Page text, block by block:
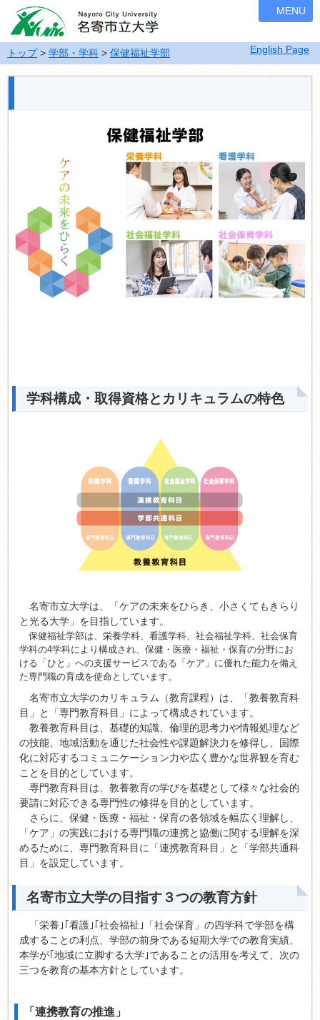
ナ
ビ
ゲ
ー
シ
を
English Page
MENU
トップ> 学部・学科 > 保健福祉学部
学科構成・取得資格とカリキュラムの特色
名寄市立大学は、「ケアの未来をひらき、小さくてもきらり
と光る大学」を目指しています。
保健福祉学部は、栄養学科、看護学科、社会福祉学科、社会保育
学科の4学科により構成され、保健・医療・福祉・保育の分野にお
ける「ひと」への支援サービスである「ケア」に優れた能力を備え
た専門職の育成を使命としています。
名寄市立大学のカリキュラム（教育課程）は、「教養教育科
目」と「専門教育科目」によって構成されています。
教養教育科目は、基礎的知識、倫理的思考力や情報処理など
の技能、地域活動を通じた社会性や課題解決力を修得し、国際
化に対応するコミュニケーション力や広く豊かな世界観を育む
ことを目的としています。
専門教育科目は、教養教育の学びを基礎として様々な社会的
要請に対応できる専門性の修得を目的としています。
さらに、保健・医療・福祉・保育の各領域を幅広く理解し、
「ケア」の実践における専門職の連携と協働に関する理解を深
めるために、専門教育科目に「連携教育科目」と「学部共通科
目」を設定しています。
名寄市立大学の目指す３つの教育方針
「栄養｣｢看護｣｢社会福祉｣「社会保育」の四学科で学部を構
成することの利点、学部の前身である短期大学での教育実績、
本学が｢地域に立脚する大学｣であることの活用を考えて、次の
三つを教育の基本方針としています。
「連携教育の推進」